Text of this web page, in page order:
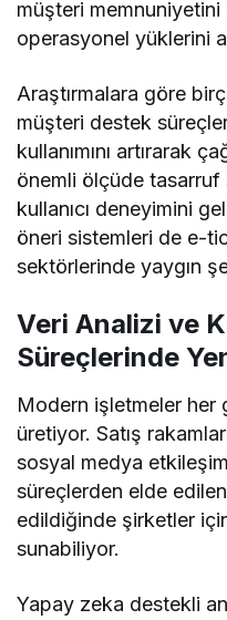
müşteri memnuniyetini
operasyonel yüklerini
Araştırmalara göre
müşteri destek
kullanımını artırarak
önemli ölçüde tasarruf
kullanıcı deneyimini
öneri sistemleri de e-
sektörlerinde yaygın
Veri Analizi ve
Süreçlerinde
Modern işletmeler her
üretiyor. Satış
sosyal medya
süreçlerden elde
edildiğinde şirketler
sunabiliyor.
Yapay zeka destekli